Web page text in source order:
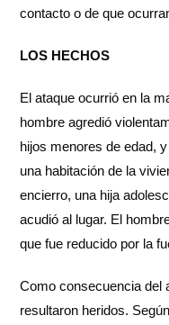
contacto o de que
LOS HECHOS
El ataque ocurrió en la
hombre agredió
hijos menores de edad,
una habitación de la
encierro, una hija
acudió al lugar. El
que fue reducido por la
Como consecuencia del
resultaron heridos.